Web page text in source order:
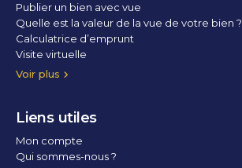
Voir plus
Publier un bien avec vue
Quelle est la valeur de la vue de votre bien ?
Calculatrice d’emprunt
Visite virtuelle
Home staging
Liens utiles
Mon compte
Qui sommes-nous ?